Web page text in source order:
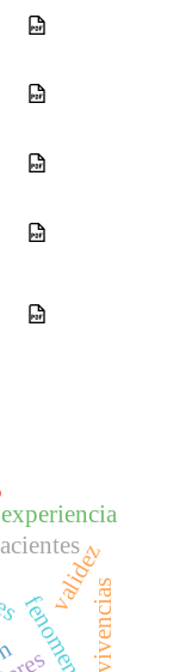
validez
experiencia
vivencias